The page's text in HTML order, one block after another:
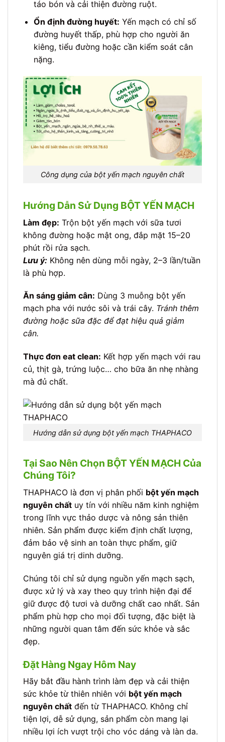
táo bón và cải thiện đường ruột.
Ổn định đường huyết: Yến mạch có chỉ số
đường huyết thấp, phù hợp cho người ăn
kiêng, tiểu đường hoặc cần kiểm soát cân
nặng.
Công dụng của bột yến mạch nguyên chất
Hướng Dẫn Sử Dụng BỘT YẾN MẠCH
Làm đẹp: Trộn bột yến mạch với sữa tươi
không đường hoặc mật ong, đắp mặt 15–20
phút rồi rửa sạch.
Lưu ý: Không nên dùng mỗi ngày, 2–3 lần/tuần
là phù hợp.
Ăn sáng giảm cân: Dùng 3 muỗng bột yến
mạch pha với nước sôi và trái cây. Tránh thêm
đường hoặc sữa đặc để đạt hiệu quả giảm
cân.
Thực đơn eat clean: Kết hợp yến mạch với rau
củ, thịt gà, trứng luộc… cho bữa ăn nhẹ nhàng
mà đủ chất.
Hướng dẫn sử dụng bột yến mạch THAPHACO
Tại Sao Nên Chọn BỘT YẾN MẠCH Của
Chúng Tôi?
THAPHACO là đơn vị phân phối bột yến mạch
nguyên chất uy tín với nhiều năm kinh nghiệm
trong lĩnh vực thảo dược và nông sản thiên
nhiên. Sản phẩm được kiểm định chất lượng,
đảm bảo vệ sinh an toàn thực phẩm, giữ
nguyên giá trị dinh dưỡng.
Chúng tôi chỉ sử dụng nguồn yến mạch sạch,
được xử lý và xay theo quy trình hiện đại để
giữ được độ tươi và dưỡng chất cao nhất. Sản
phẩm phù hợp cho mọi đối tượng, đặc biệt là
những người quan tâm đến sức khỏe và sắc
đẹp.
Đặt Hàng Ngay Hôm Nay
Hãy bắt đầu hành trình làm đẹp và cải thiện
sức khỏe từ thiên nhiên với bột yến mạch
nguyên chất đến từ THAPHACO. Không chỉ
tiện lợi, dễ sử dụng, sản phẩm còn mang lại
nhiều lợi ích vượt trội cho vóc dáng và làn da.